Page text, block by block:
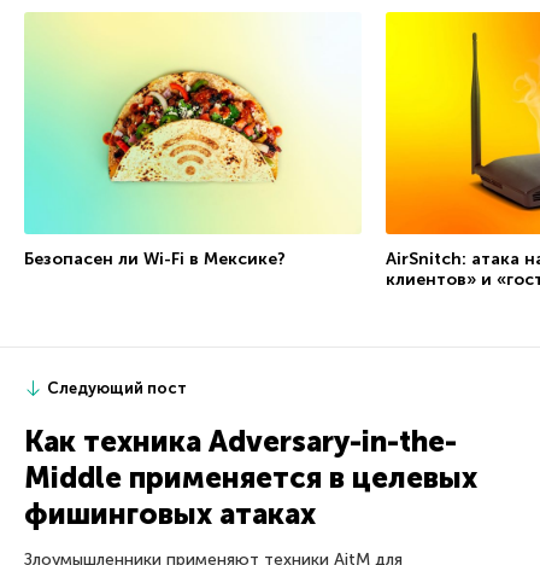
Безопасен ли Wi-Fi в Мексике?
AirSnitch: атака
клиентов» и
Следующий пост
Как техника Adversary-in-the-
Middle применяется в целевых
фишинговых атаках
Злоумышленники применяют техники AitM для